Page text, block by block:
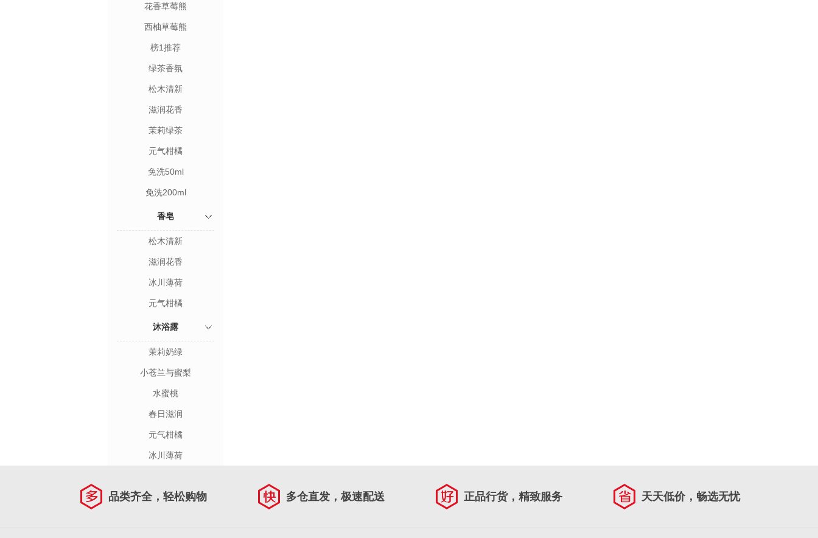
花香草莓熊
西柚草莓熊
榜1推荐
绿茶香氛
松木清新
滋润花香
茉莉绿茶
元气柑橘
免洗50ml
免洗200ml
香皂
松木清新
滋润花香
冰川薄荷
元气柑橘
沐浴露
茉莉奶绿
小苍兰与蜜梨
水蜜桃
春日滋润
元气柑橘
冰川薄荷
品类齐全，轻松购物 多仓直发，极速配送 正品行货，精致服务 天天低价，畅选无忧